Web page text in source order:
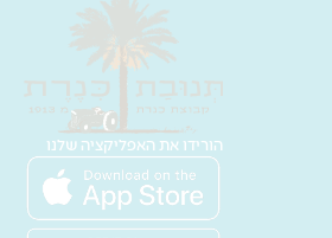
הורידו את האפליקציה שלנו